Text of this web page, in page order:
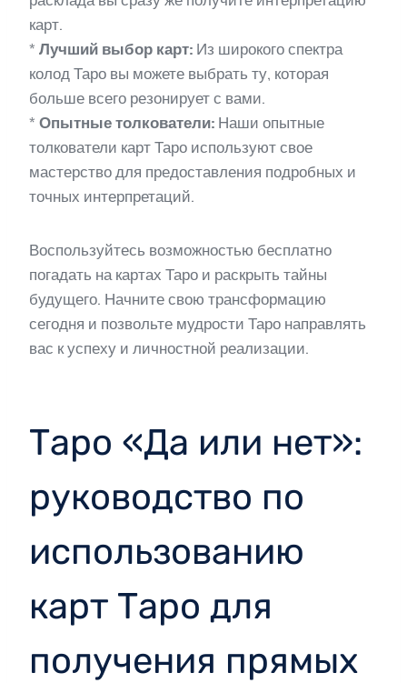
карт.
* Лучший выбор карт: Из широкого спектра
колод Таро вы можете выбрать ту, которая
больше всего резонирует с вами.
* Опытные толкователи: Наши опытные
толкователи карт Таро используют свое
мастерство для предоставления подробных и
точных интерпретаций.
Воспользуйтесь возможностью бесплатно
погадать на картах Таро и раскрыть тайны
будущего. Начните свою трансформацию
сегодня и позвольте мудрости Таро направлять
вас к успеху и личностной реализации.
Таро «Да или нет»:
руководство по
использованию
карт Таро для
получения прямых